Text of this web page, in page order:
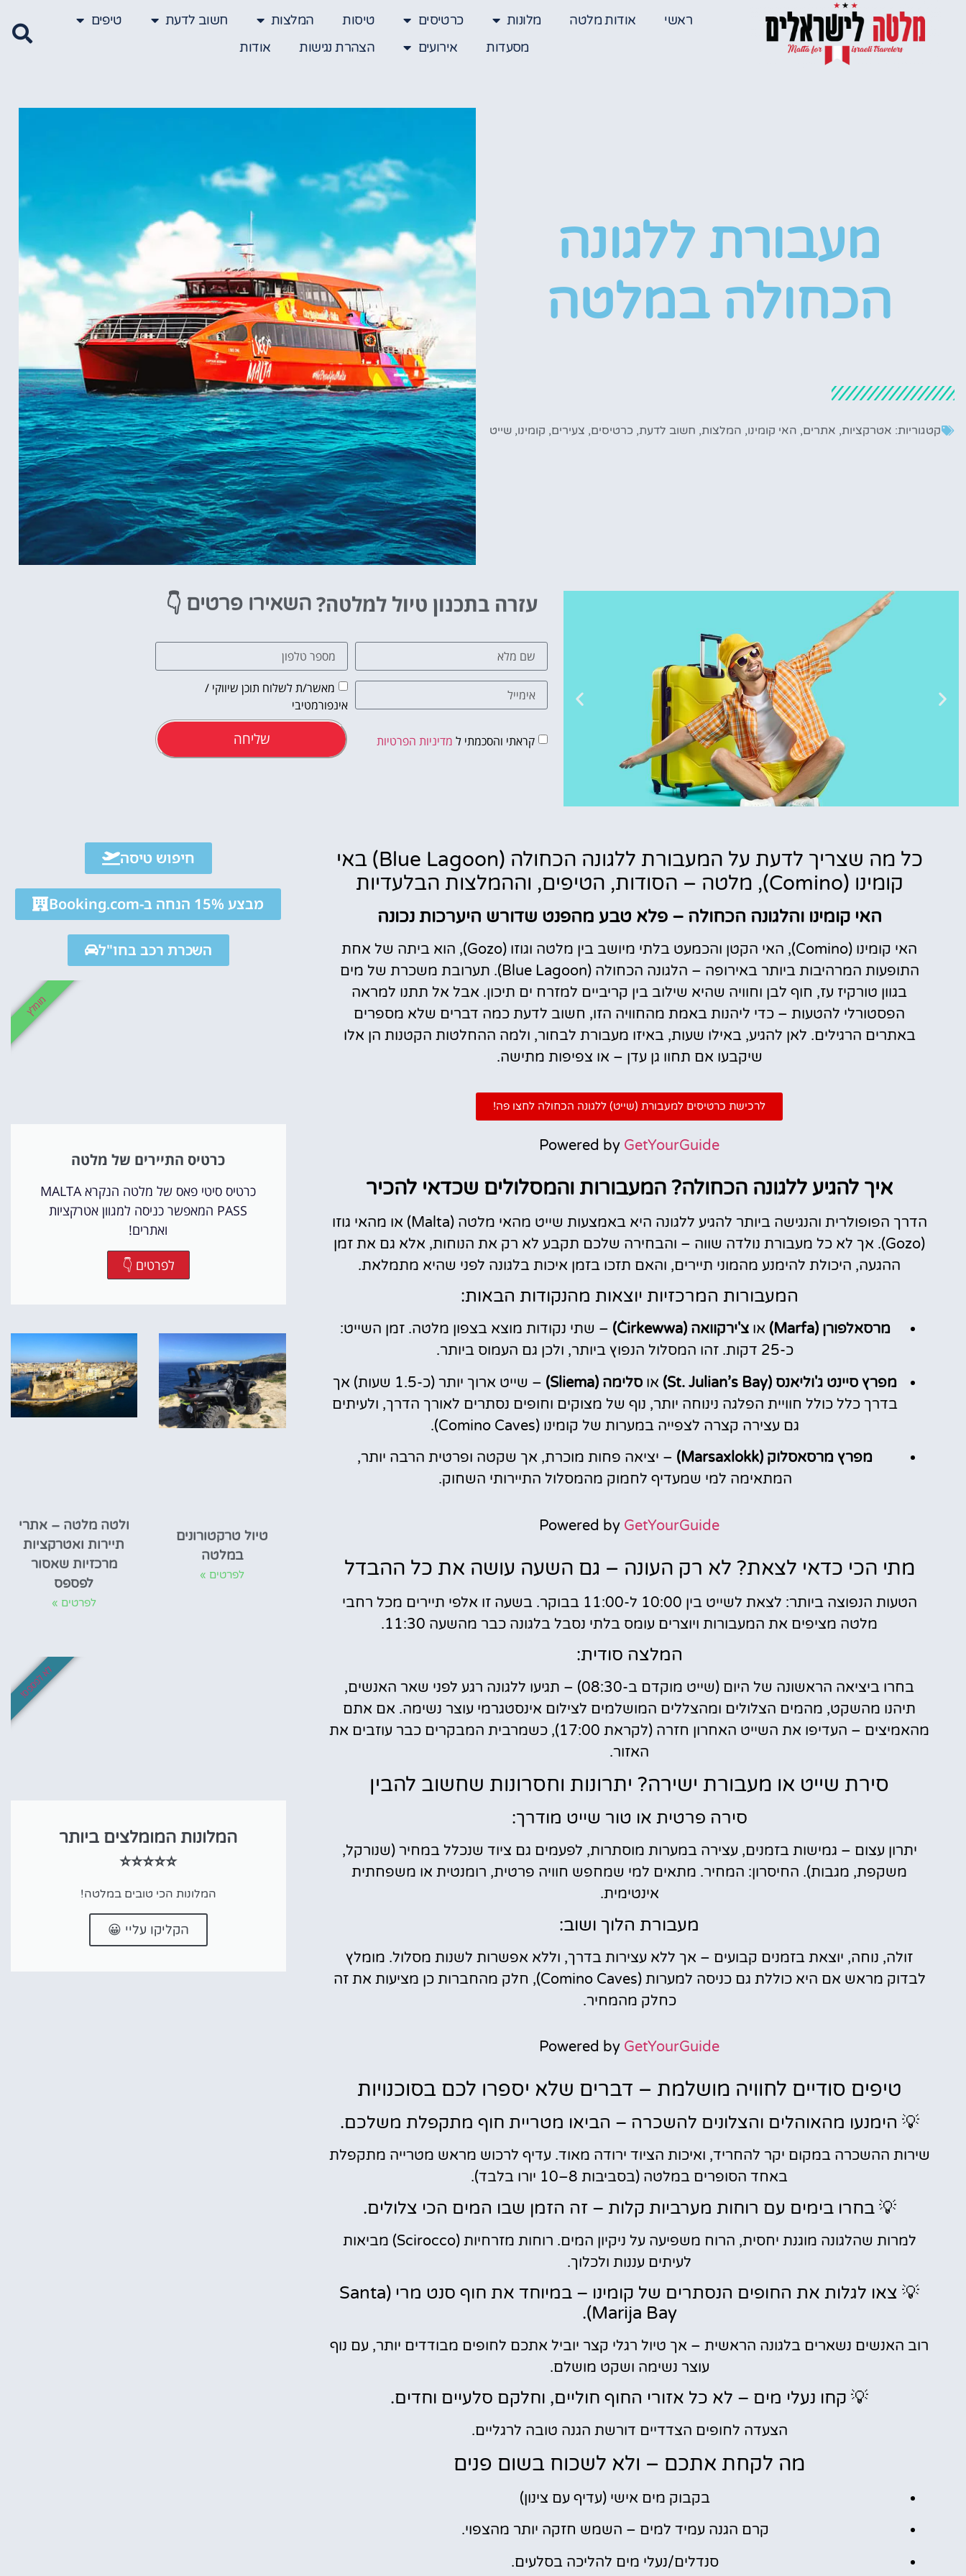
ראשי אודות מלטה מלונות כרטיסים טיסות המלצות חשוב לדעת
טיפים
מסעדות
אירועים הצהרת נגישות אודות
מעבורת ללגונה
הכחולה במלטה
קטגוריות: אטרקציות, אתרים, האי קומינו, המלצות, חשוב לדעת, כרטיסים, צעירים, קומינו, שייט
טיסות
מציאת
מלונות
מציאת מלון
פה!
הפעילויות השוות
עזרה בתכנון טיול למלטה? השאירו פרטים 👇
מאשר/ת לשלוח תוכן שיווקי /
אינפורמטיבי
קראתי והסכמתי ל מדיניות הפרטיות שליחה
כל מה שצריך לדעת על המעבורת ללגונה הכחולה (Blue Lagoon) באי
קומינו (Comino), מלטה – הסודות, הטיפים, וההמלצות הבלעדיות
האי קומינו והלגונה הכחולה – פלא טבע מהפנט שדורש היערכות נכונה
האי קומינו (Comino), האי הקטן והכמעט בלתי מיושב בין מלטה וגוזו (Gozo), הוא ביתה של אחת
התופעות המרהיבות ביותר באירופה – הלגונה הכחולה (Blue Lagoon). תערובת משכרת של מים
בגוון טורקיז עז, חוף לבן וחוויה שהיא שילוב בין קריביים למזרח ים תיכון. אבל אל תתנו למראה
הפסטורלי להטעות – כדי ליהנות באמת מהחוויה הזו, חשוב לדעת כמה דברים שלא מספרים
באתרים הרגילים. לאן להגיע, באילו שעות, באיזו מעבורת לבחור, ולמה ההחלטות הקטנות הן אלו
שיקבעו אם תחוו גן עדן – או צפיפות מתישה.
לרכישת כרטיסים למעבורת (שייט) ללגונה הכחולה לחצו פה!
Powered by GetYourGuide
איך להגיע ללגונה הכחולה? המעבורות והמסלולים שכדאי להכיר
הדרך הפופולרית והנגישה ביותר להגיע ללגונה היא באמצעות שייט מהאי מלטה (Malta) או מהאי גוזו
(Gozo). אך לא כל מעבורת נולדה שווה – והבחירה שלכם תקבע לא רק את הנוחות, אלא גם את זמן
ההגעה, היכולת להימנע מהמוני תיירים, והאם תזכו בזמן איכות בלגונה לפני שהיא מתמלאת.
המעבורות המרכזיות יוצאות מהנקודות הבאות:
מרסאלפורן (Marfa) אוצ'ירקוואה (Ċirkewwa)
– שתי נקודות מוצא בצפון מלטה. זמן השייט:
כ-25 דקות. זהו המסלול הנפוץ ביותר, ולכן גם העמוס ביותר.
מפרץ סיינט ג'וליאנס (St. Julian’s Bay)
או סלימה (Sliema)
– שייט ארוך יותר (כ-1.5 שעות) אך
בדרך כלל כולל חוויית הפלגה נינוחה יותר, נוף של מצוקים וחופים נסתרים לאורך הדרך, ולעיתים
גם עצירה קצרה לצפייה במערות של קומינו (Comino Caves).
מפרץ מרסאסלוק (Marsaxlokk)
– יציאה פחות מוכרת, אך שקטה ופרטית הרבה יותר,
המתאימה למי שמעדיף לחמוק מהמסלול התיירותי השחוק.
Powered by GetYourGuide
מתי הכי כדאי לצאת? לא רק העונה – גם השעה עושה את כל ההבדל
הטעות הנפוצה ביותר: לצאת לשייט בין 10:00 ל-11:00 בבוקר. בשעה זו אלפי תיירים מכל רחבי
מלטה מציפים את המעבורות ויוצרים עומס בלתי נסבל בלגונה כבר מהשעה 11:30.
המלצה סודית:
בחרו ביציאה הראשונה של היום (שייט מוקדם ב-08:30) – תגיעו ללגונה רגע לפני שאר האנשים,
תיהנו מהשקט, מהמים הצלולים ומהצללים המושלמים לצילום אינסטגרמי עוצר נשימה. אם אתם
מהאמיצים – העדיפו את השייט האחרון חזרה (לקראת 17:00), כשמרבית המבקרים כבר עוזבים את
האזור.
סירת שייט או מעבורת ישירה? יתרונות וחסרונות שחשוב להבין
סירה פרטית או טור שייט מודרך:
יתרון עצום – גמישות בזמנים, עצירה במערות מוסתרות, לפעמים גם ציוד שנכלל במחיר (שנורקל,
משקפת, מגבות). החיסרון: המחיר. מתאים למי שמחפש חוויה פרטית, רומנטית או משפחתית
אינטימית.
מעבורת הלוך ושוב:
זולה, נוחה, יוצאת בזמנים קבועים – אך ללא עצירות בדרך, וללא אפשרות לשנות מסלול. מומלץ
לבדוק מראש אם היא כוללת גם כניסה למערות (Comino Caves), חלק מהחברות כן מציעות את זה
כחלק מהמחיר.
Powered by GetYourGuide
טיפים סודיים לחוויה מושלמת – דברים שלא יספרו לכם בסוכנויות
💡 הימנעו מהאוהלים והצלונים להשכרה – הביאו מטריית חוף מתקפלת משלכם.
שירות ההשכרה במקום יקר להחריד, ואיכות הציוד ירודה מאוד. עדיף לרכוש מראש מטרייה מתקפלת
באחד הסופרים במלטה (בסביבות 8–10 יורו בלבד).
💡 בחרו בימים עם רוחות מערביות קלות – זה הזמן שבו המים הכי צלולים.
למרות שהלגונה מוגנת יחסית, הרוח משפיעה על ניקיון המים. רוחות מזרחיות (Scirocco) מביאות
לעיתים עננות ולכלוך.
💡 צאו לגלות את החופים הנסתרים של קומינו – במיוחד את חוף סנט מרי (Santa
Marija Bay).
רוב האנשים נשארים בלגונה הראשית – אך טיול רגלי קצר יוביל אתכם לחופים מבודדים יותר, עם נוף
עוצר נשימה ושקט מושלם.
💡 קחו נעלי מים – לא כל אזורי החוף חוליים, וחלקם סלעיים וחדים.
הצעדה לחופים הצדדיים דורשת הגנה טובה לרגליים.
מה לקחת אתכם – ולא לשכוח בשום פנים
בקבוק מים אישי (עדיף עם צינון)
קרם הגנה עמיד למים – השמש חזקה יותר מהצפוי.
סנדלים/נעלי מים להליכה בסלעים.
חיפוש טיסה
מבצע 15% הנחה ב-Booking.com
השכרת רכב בחו"ל
כרטיס התיירים של מלטה
כרטיס סיטי פאס של מלטה הנקרא MALTA
PASS המאפשר כניסה למגוון אטרקציות
ואתרים!
לפרטים 👇
מומלץ
טיול טרקטורונים
במלטה
לפרטים »
ולטה מלטה – אתרי
תיירות ואטרקציות
מרכזיות שאסור
לפספס
לפרטים »
המלונות המומלצים ביותר
⭐⭐⭐⭐⭐
המלונות הכי טובים במלטה!
הקליקו עליי 😀
לא לפספס!